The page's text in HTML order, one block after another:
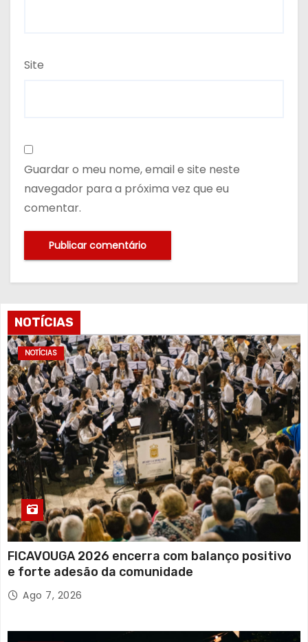
Site
Guardar o meu nome, email e site neste
navegador para a próxima vez que eu
comentar.
NOTÍCIAS
NOTÍCIAS
FICAVOUGA 2026 encerra com balanço positivo
e forte adesão da comunidade
Ago 7, 2026